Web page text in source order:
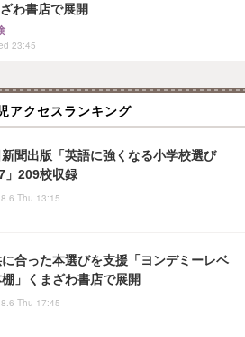
わ書店で展開
23:45
アクセスランキング
聞出版「英語に強くなる小学校選び
」209校収録
Thu 13:15
合った本選びを支援「ヨンデミーレベ
棚」くまざわ書店で展開
Thu 17:45